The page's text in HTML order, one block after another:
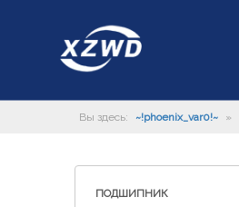
Вы здесь: ~!phoenix_var0!~ »
ПОДШИПНИК